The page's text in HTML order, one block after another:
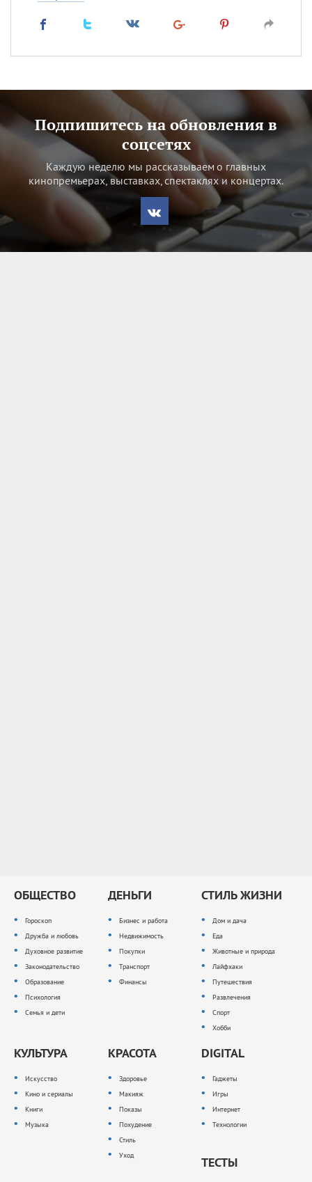
Подпишитесь на обновления в
соцсетях
Каждую неделю мы рассказываем о главных
кинопремьерах, выставках, спектаклях и концертах.
ОБЩЕСТВО
Гороскоп
Дружба и любовь
Духовное развитие
Законодательство
Образование
Психология
Семья и дети
ДЕНЬГИ
Бизнес и работа
Недвижимость
Покупки
Транспорт
Финансы
СТИЛЬ ЖИЗНИ
Дом и дача
Еда
Животные и природа
Лайфхаки
Путешествия
Развлечения
Спорт
Хобби
КУЛЬТУРА
Искусство
Кино и сериалы
Книги
Музыка
КРАСОТА
Здоровье
Макияж
Показы
Похудение
Стиль
Уход
DIGITAL
Гаджеты
Игры
Интернет
Технологии
ТЕСТЫ